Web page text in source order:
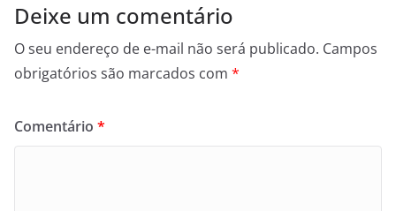
Deixe um comentário
O seu endereço de e-mail não será publicado. Campos
obrigatórios são marcados com *
Comentário *